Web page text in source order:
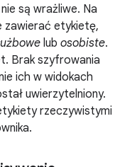
są wrażliwe. Na
zawierać etykietę,
lub osobiste.
Brak szyfrowania
ich w widokach
uwierzytelniony.
rzeczywistymi